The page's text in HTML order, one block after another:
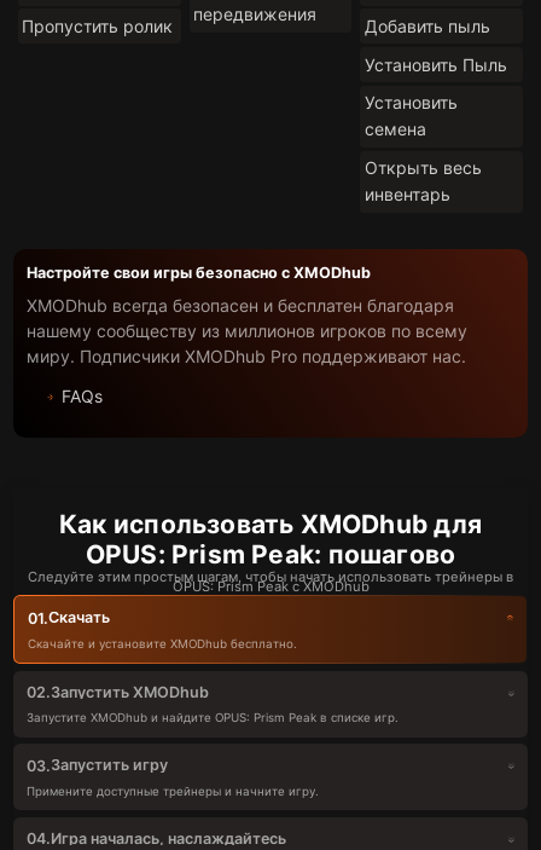
Пропустить ролик
передвижения
Добавить пыль
Установить Пыль
Установить
семена
Открыть весь
инвентарь
Настройте свои игры безопасно с XMODhub
XMODhub всегда безопасен и бесплатен благодаря
нашему сообществу из миллионов игроков по всему
миру. Подписчики XMODhub Pro поддерживают нас.
FAQs
Как использовать XMODhub для
OPUS: Prism Peak: пошагово
Следуйте этим простым шагам, чтобы начать использовать трейнеры в
OPUS: Prism Peak с XMODhub
01.Скачать
Скачайте и установите XMODhub бесплатно.
02.Запустить XMODhub
Запустите XMODhub и найдите OPUS: Prism Peak в списке игр.
03.Запустить игру
Примените доступные трейнеры и начните игру.
04.Игра началась, наслаждайтесь